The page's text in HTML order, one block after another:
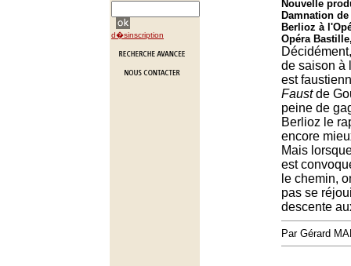
d�sinscription
Nouvelle
Damnation
Berlioz à
Opéra
de saison à
est
Faustde
peine de
Berlioz le
encore
Mais
est
le chemin,
pas se
descente
Par Gérard